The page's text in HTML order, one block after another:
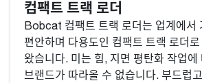
컴팩트 트랙 로더
Bobcat 컴팩트 트랙 로더는 업계에서
편안하며 다용도인 컴팩트 트랙 로더
왔습니다. 미는 힘, 지면 평탄화 작업에
브랜드가 따라올 수 없습니다. 부드럽